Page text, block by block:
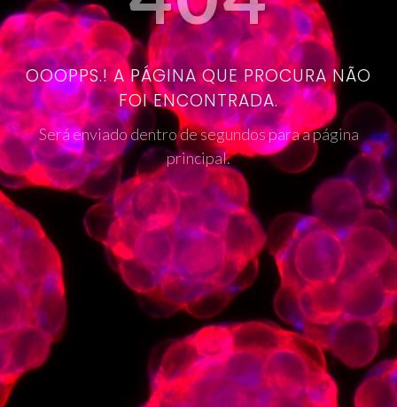
OOOPPS.! A PÁGINA QUE PROCURA NÃO
FOI ENCONTRADA.
Será enviado dentro de segundos para a página
principal.